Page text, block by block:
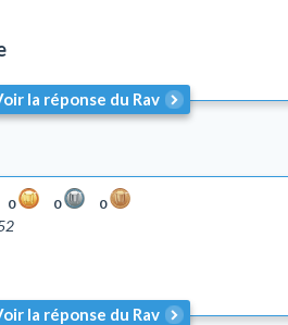
la réponse du Rav
0 0 0
la réponse du Rav